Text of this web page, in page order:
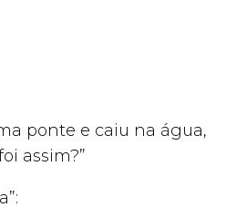
ponte e caiu na água,
assim?”